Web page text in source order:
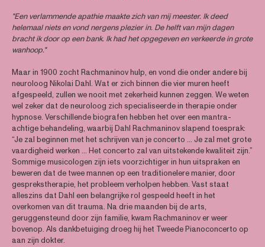
"Een verlammende apathie maakte zich van mij meester. Ik deed
helemaal niets en vond nergens plezier in. De helft van mijn dagen
bracht ik door op een bank. Ik had het opgegeven en verkeerde in grote
wanhoop."
Maar in 1900 zocht Rachmaninov hulp, en vond die onder andere bij
neuroloog Nikolai Dahl. Wat er zich binnen die vier muren heeft
afgespeeld, zullen we nooit met zekerheid kunnen zeggen. We weten
wel zeker dat de neuroloog zich specialiseerde in therapie onder
hypnose. Verschillende biografen hebben het over een mantra-
achtige behandeling, waarbij Dahl Rachmaninov slapend toesprak:
“Je zal beginnen met het schrijven van je concerto ... Je zal met grote
vaardigheid werken ... Het concerto zal van uitstekende kwaliteit zijn.”
Sommige musicologen zijn iets voorzichtiger in hun uitspraken en
beweren dat de twee mannen op een traditionelere manier, door
gesprekstherapie, het probleem verholpen hebben. Vast staat
alleszins dat Dahl een belangrijke rol gespeeld heeft in het
overkomen van dit trauma. Na drie maanden bij de arts,
geruggensteund door zijn familie, kwam Rachmaninov er weer
bovenop. Als dankbetuiging droeg hij het Tweede Pianoconcerto op
aan zijn dokter.